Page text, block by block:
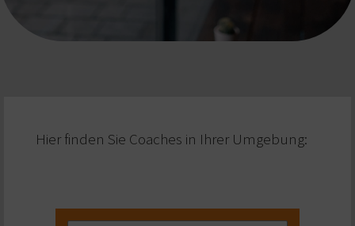
Hier finden Sie Coaches in Ihrer Umgebung: